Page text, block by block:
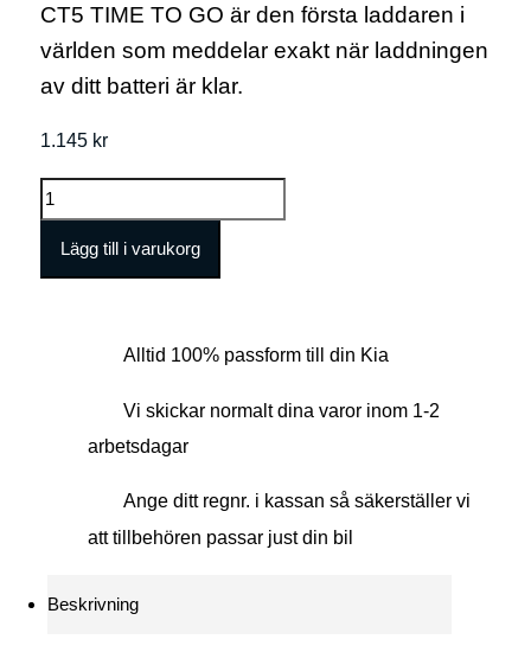
CT5 TIME TO GO är den första laddaren i
världen som meddelar exakt när laddningen
av ditt batteri är klar.
1.145 kr
Time
Lägg till i varukorg
Alltid 100% passform till din Kia
Vi skickar normalt dina varor inom 1-2
arbetsdagar
Ange ditt regnr. i kassan så säkerställer vi
att tillbehören passar just din bil
Beskrivning